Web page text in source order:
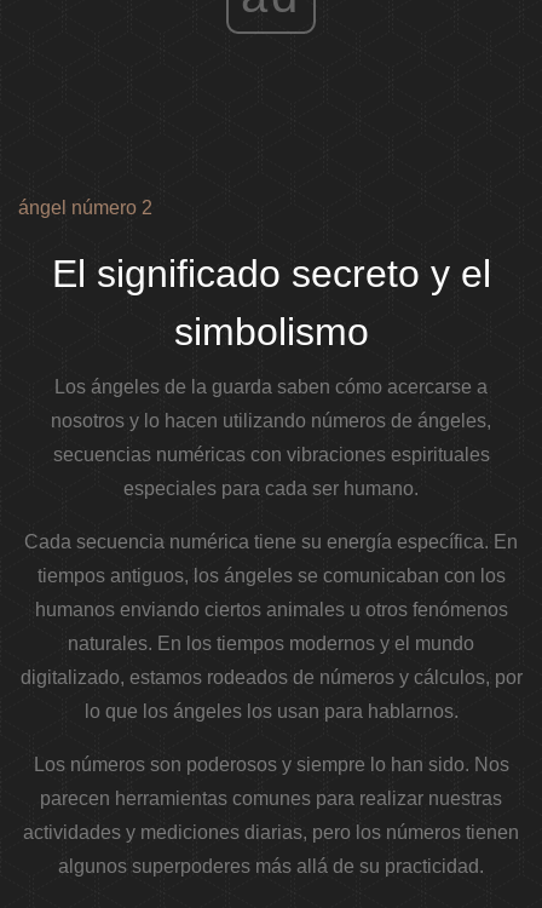
ángel número 2
El significado secreto y el
simbolismo
Los ángeles de la guarda saben cómo acercarse a
nosotros y lo hacen utilizando números de ángeles,
secuencias numéricas con vibraciones espirituales
especiales para cada ser humano.
Cada secuencia numérica tiene su energía específica. En
tiempos antiguos, los ángeles se comunicaban con los
humanos enviando ciertos animales u otros fenómenos
naturales. En los tiempos modernos y el mundo
digitalizado, estamos rodeados de números y cálculos, por
lo que los ángeles los usan para hablarnos.
Los números son poderosos y siempre lo han sido. Nos
parecen herramientas comunes para realizar nuestras
actividades y mediciones diarias, pero los números tienen
algunos superpoderes más allá de su practicidad.